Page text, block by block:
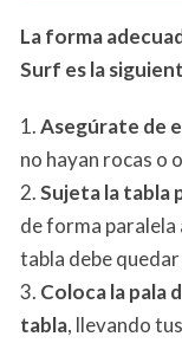
La forma
Surf es la
1.Asegúrate de
no hayan rocas o
2.Sujeta la tabla
de forma paralela
tabla debe quedar
3. Coloca la pala
tabla, llevando